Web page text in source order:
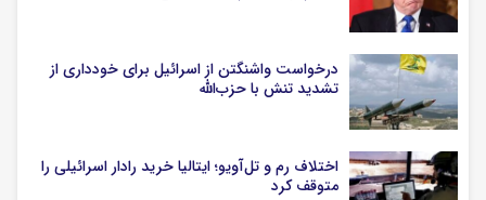
درخواست واشنگتن از اسرائیل برای خودداری از
تشدید تنش با حزب‌‎الله
اختلاف رم و تل‌آویو؛ ایتالیا خرید رادار اسرائیلی را
متوقف کرد